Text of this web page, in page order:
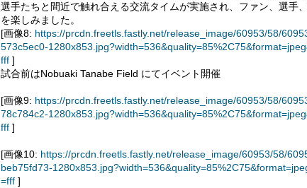
選手たちと間近で触れ合える交流タイムが実施され、ファン、選手
を楽しみました。
[画像8: https://prcdn.freetls.fastly.net/release_image/60953/58/
573c5ec0-
fff ]
試合前はNobuaki Tanabe Field にてイベント開催
[画像9: https://prcdn.freetls.fastly.net/release_image/60953/58/
78c784c2-
fff ]
[画像10: https://prcdn.freetls.fastly.net/release_image/60953/58/
beb75fd73-
=fff ]